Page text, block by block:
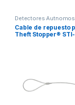
Detectores Autnomos
Cable de repuesto
Theft Stopper®